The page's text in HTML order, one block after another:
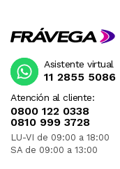
Atención al cliente:
0800 122 0338
0810 999 3728
LU-VI de 09:00 a 18:00
SA de 09:00 a 13:00
Asistente virtual
11 2855 5086